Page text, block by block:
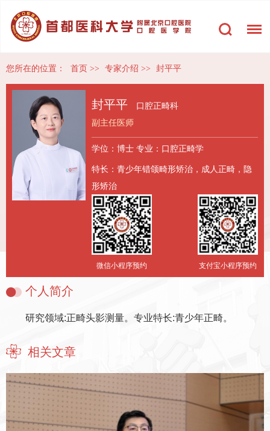
您所在的位置： 首页 >> 专家介绍 >> 封平平
封平平
口腔正畸科
副主任医师
学位：博士 专业：口腔正畸学
特长：青少年错颌畸形矫治，成人正畸，隐
形矫治
微信小程序预约 支付宝小程序预约
个人简介
研究领域:正畸头影测量。专业特长:青少年正畸。
相关文章